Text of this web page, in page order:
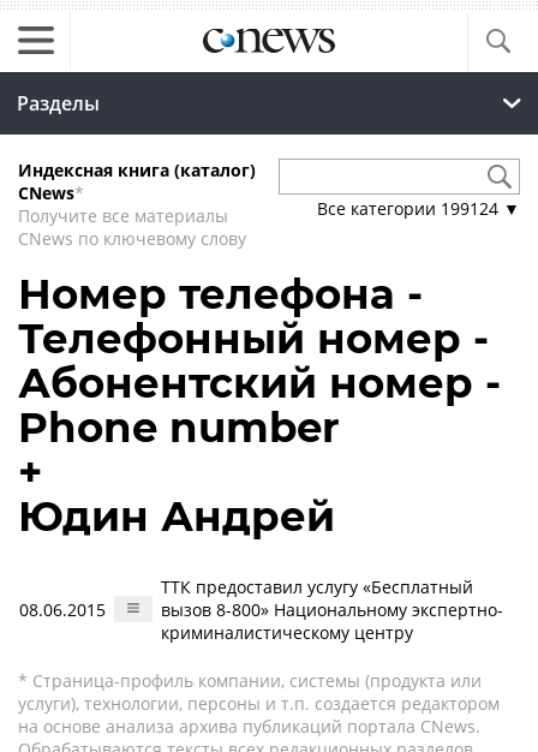
Разделы
Индексная книга (каталог)
CNews*
Получите все материалы
CNews по ключевому слову
Все категории 199124 ▼
Номер телефона -
Телефонный номер -
Абонентский номер -
Phone number
+
Юдин Андрей
08.06.2015
ТТК предоставил услугу «Бесплатный
вызов 8-800» Национальному экспертно-
криминалистическому центру
* Страница-профиль компании, системы (продукта или
услуги), технологии, персоны и т.п. создается редактором
на основе анализа архива публикаций портала CNews.